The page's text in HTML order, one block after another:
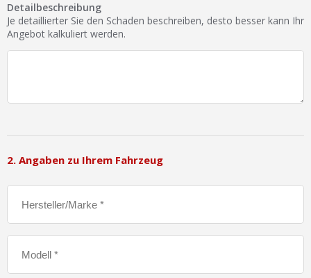
Werkstatt Login
Detailbeschreibung
Je detaillierter Sie den Schaden beschreiben, desto besser kann Ihr
Angebot kalkuliert werden.
2. Angaben zu Ihrem Fahrzeug